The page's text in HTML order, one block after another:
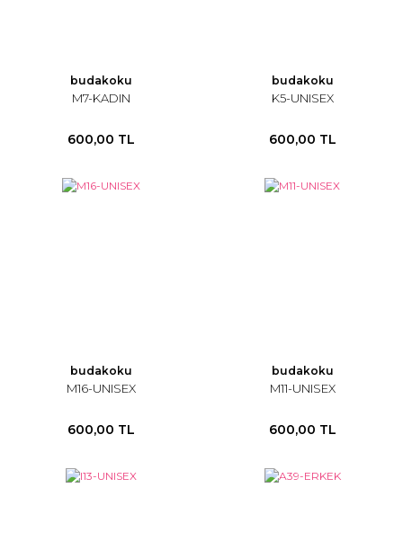
budakoku
M7-KADIN
600,00 TL
budakoku
K5-UNISEX
600,00 TL
budakoku
M16-UNISEX
600,00 TL
budakoku
M11-UNISEX
600,00 TL